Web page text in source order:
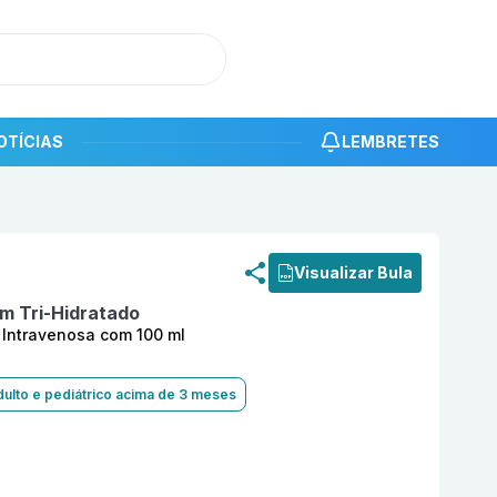
LEMBRETES
Visualizar Bula
Tri-Hidratado
com 100 ml
e pediátrico acima de 3 meses